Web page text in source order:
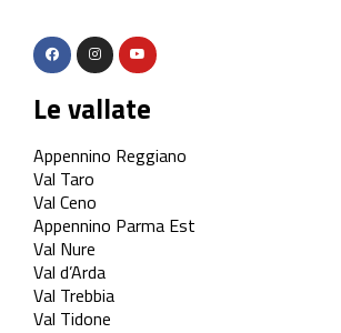
Le vallate
Appennino Reggiano
Val Taro
Val Ceno
Appennino Parma Est
Val Nure
Val d’Arda
Val Trebbia
Val Tidone